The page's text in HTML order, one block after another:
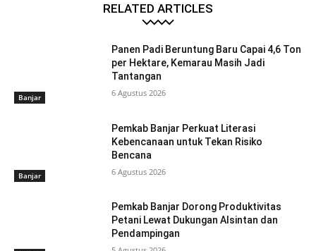
RELATED ARTICLES
Banjar
Panen Padi Beruntung Baru Capai 4,6 Ton
per Hektare, Kemarau Masih Jadi
Tantangan
6 Agustus 2026
Banjar
Pemkab Banjar Perkuat Literasi
Kebencanaan untuk Tekan Risiko
Bencana
6 Agustus 2026
Pemkab Banjar Dorong Produktivitas
Petani Lewat Dukungan Alsintan dan
Pendampingan